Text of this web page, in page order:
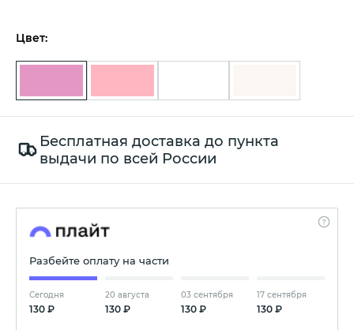
Цвет:
Бесплатная доставка до пункта
выдачи по всей России
Разбейте оплату на части
Сегодня
130 ₽
20 августа
130 ₽
03 сентября
130 ₽
17 сентября
130 ₽